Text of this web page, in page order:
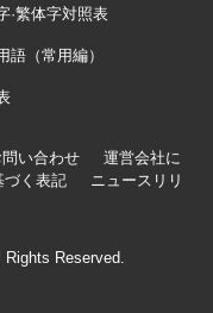
·繁体字対照表
語（常用編）
問い合わせ
運営会社に
づく表記
ニュースリリ
Rights Reserved.